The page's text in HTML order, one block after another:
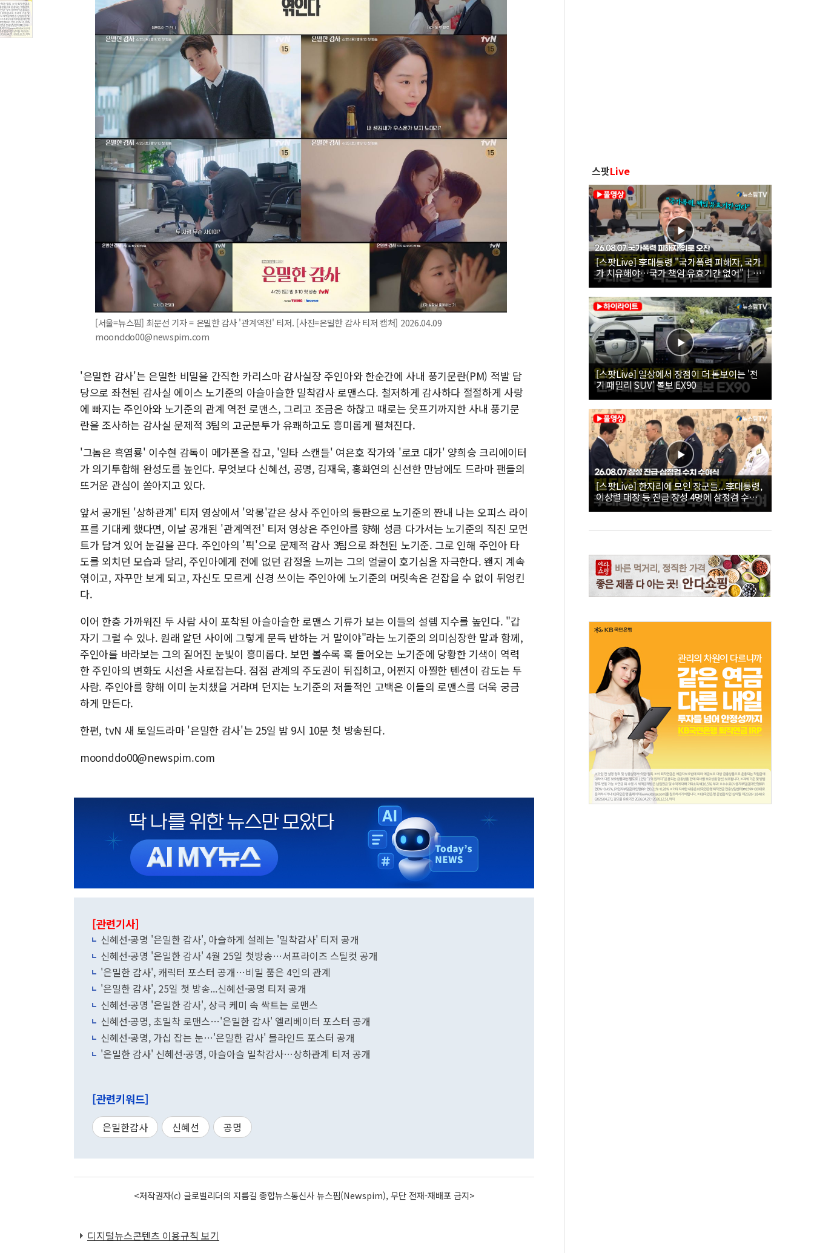
[서울=뉴스핌] 최문선 기자 = 은밀한 감사 '관계역전' 티저. [사진=은밀한 감사 티저 캡처] 2026.04.09
moonddo00@newspim.com
'은밀한 감사'는 은밀한 비밀을 간직한 카리스마 감사실장 주인아와 한순간에 사내 풍기문란(PM) 적발 담
당으로 좌천된 감사실 에이스 노기준의 아슬아슬한 밀착감사 로맨스다. 철저하게 감사하다 절절하게 사랑
에 빠지는 주인아와 노기준의 관계 역전 로맨스, 그리고 조금은 하찮고 때로는 웃프기까지한 사내 풍기문
란을 조사하는 감사실 문제적 3팀의 고군분투가 유쾌하고도 흥미롭게 펼쳐진다.
'그놈은 흑염룡' 이수현 감독이 메가폰을 잡고, '일타 스캔들' 여은호 작가와 '로코 대가' 양희승 크리에이터
가 의기투합해 완성도를 높인다. 무엇보다 신혜선, 공명, 김재욱, 홍화연의 신선한 만남에도 드라마 팬들의
뜨거운 관심이 쏟아지고 있다.
앞서 공개된 '상하관계' 티저 영상에서 '악몽'같은 상사 주인아의 등판으로 노기준의 짠내 나는 오피스 라이
프를 기대케 했다면, 이날 공개된 '관계역전' 티저 영상은 주인아를 향해 성큼 다가서는 노기준의 직진 모먼
트가 담겨 있어 눈길을 끈다. 주인아의 '픽'으로 문제적 감사 3팀으로 좌천된 노기준. 그로 인해 주인아 타
도를 외치던 모습과 달리, 주인아에게 전에 없던 감정을 느끼는 그의 얼굴이 호기심을 자극한다. 왠지 계속
엮이고, 자꾸만 보게 되고, 자신도 모르게 신경 쓰이는 주인아에 노기준의 머릿속은 걷잡을 수 없이 뒤엉킨
다.
이어 한층 가까워진 두 사람 사이 포착된 아슬아슬한 로맨스 기류가 보는 이들의 설렘 지수를 높인다. "갑
자기 그럴 수 있나. 원래 알던 사이에 그렇게 문득 반하는 거 말이야"라는 노기준의 의미심장한 말과 함께,
주인아를 바라보는 그의 짙어진 눈빛이 흥미롭다. 보면 볼수록 훅 들어오는 노기준에 당황한 기색이 역력
한 주인아의 변화도 시선을 사로잡는다. 점점 관계의 주도권이 뒤집히고, 어쩐지 아찔한 텐션이 감도는 두
사람. 주인아를 향해 이미 눈치챘을 거라며 던지는 노기준의 저돌적인 고백은 이들의 로맨스를 더욱 궁금
하게 만든다.
한편, tvN 새 토일드라마 '은밀한 감사'는 25일 밤 9시 10분 첫 방송된다.
moonddo00@newspim.com
[관련기사]
신혜선·공명 '은밀한 감사', 아슬하게 설레는 '밀착감사' 티저 공개
신혜선·공명 '은밀한 감사' 4월 25일 첫방송…서프라이즈 스틸컷 공개
'은밀한 감사', 캐릭터 포스터 공개…비밀 품은 4인의 관계
'은밀한 감사', 25일 첫 방송...신혜선·공명 티저 공개
신혜선·공명 '은밀한 감사', 상극 케미 속 싹트는 로맨스
신혜선·공명, 초밀착 로맨스…'은밀한 감사' 엘리베이터 포스터 공개
신혜선·공명, 가십 잡는 눈…'은밀한 감사' 블라인드 포스터 공개
'은밀한 감사' 신혜선·공명, 아슬아슬 밀착감사…상하관계 티저 공개
[관련키워드]
은밀한감사 신혜선 공명
<저작권자(c) 글로벌리더의 지름길 종합뉴스통신사 뉴스핌(Newspim), 무단 전재-재배포 금지>
디지털뉴스콘텐츠 이용규칙 보기
스팟Live
[스팟Live] 李대통령 "국가폭력 피해자, 국가
가 치유해야…국가 책임 유효기간 없어"｜
26.08.07 국가폭력 피해자 위로 오찬
[스팟Live] 일상에서 장점이 더 돋보이는 '전
기 패밀리 SUV' 볼보 EX90
[스팟Live] 한자리에 모인 장군들...李대통령,
이상렬 대장 등 진급 장성 4명에 삼정검 수치
직접 수여｜26.08.07 장성 진급·삼정검 수치